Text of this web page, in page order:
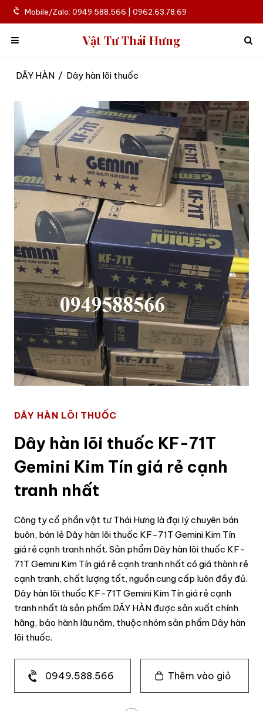
Mobile/Zalo: 0949.588.566 | 0962.63.78.69
Vật Tư Thái Hưng
DÂY HÀN / Dây hàn lõi thuốc
DÂY HÀN LÕI THUỐC
Dây hàn lõi thuốc KF-71T
Gemini Kim Tín giá rẻ cạnh
tranh nhất
Công ty cổ phần vật tư Thái Hưng là đại lý chuyên bán
buôn, bán lẻ Dây hàn lõi thuốc KF-71T Gemini Kim Tín
giá rẻ cạnh tranh nhất. Sản phẩm Dây hàn lõi thuốc KF-
71T Gemini Kim Tín giá rẻ cạnh tranh nhất có giá thành rẻ
cạnh tranh, chất lượng tốt, nguồn cung cấp luôn đầy đủ.
Dây hàn lõi thuốc KF-71T Gemini Kim Tín giá rẻ cạnh
tranh nhất là sản phẩm DÂY HÀN được sản xuất chính
hãng, bảo hành lâu năm, thuộc nhóm sản phẩm Dây hàn
lõi thuốc.
0949.588.566 Thêm vào giỏ